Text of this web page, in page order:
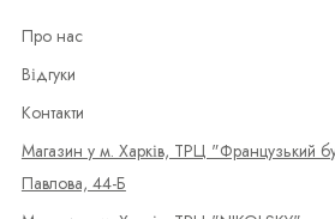
Про нас
Відгуки
Контакти
Магазин у м. Харків, ТРЦ "Французький
Павлова, 44-Б